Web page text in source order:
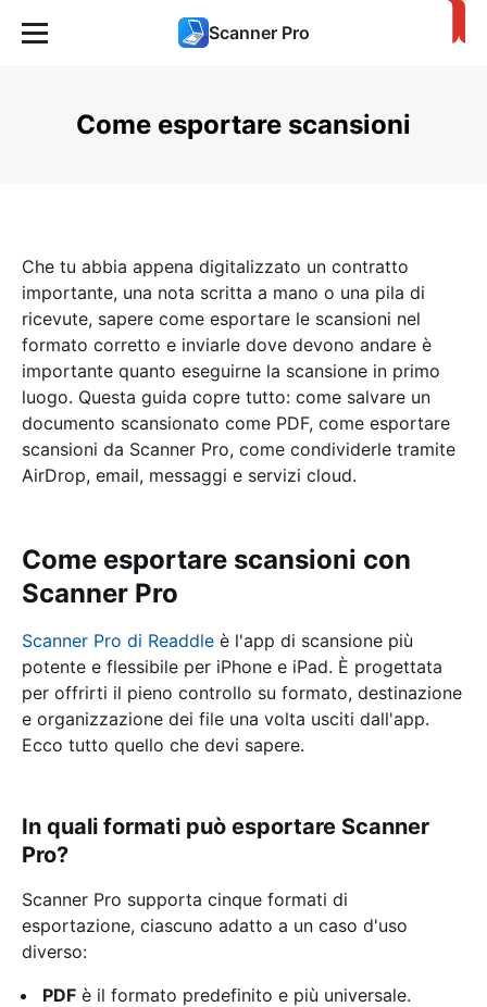
Scanner Pro
Come esportare scansioni
Che tu abbia appena digitalizzato un contratto
importante, una nota scritta a mano o una pila di
ricevute, sapere come esportare le scansioni nel
formato corretto e inviarle dove devono andare è
importante quanto eseguirne la scansione in primo
luogo. Questa guida copre tutto: come salvare un
documento scansionato come PDF, come esportare
scansioni da Scanner Pro, come condividerle tramite
AirDrop, email, messaggi e servizi cloud.
Come esportare scansioni con
Scanner Pro
Scanner Pro di Readdle è l'app di scansione più
potente e flessibile per iPhone e iPad. È progettata
per offrirti il pieno controllo su formato, destinazione
e organizzazione dei file una volta usciti dall'app.
Ecco tutto quello che devi sapere.
In quali formati può esportare Scanner
Pro?
Scanner Pro supporta cinque formati di
esportazione, ciascuno adatto a un caso d'uso
diverso:
PDF è il formato predefinito e più universale.